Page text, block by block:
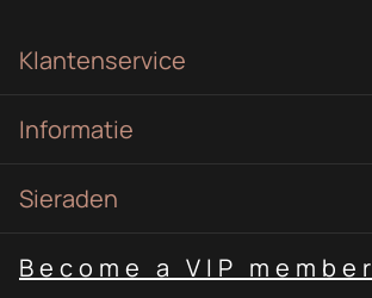
Klantenservice
Informatie
Sieraden
Become a VIP member